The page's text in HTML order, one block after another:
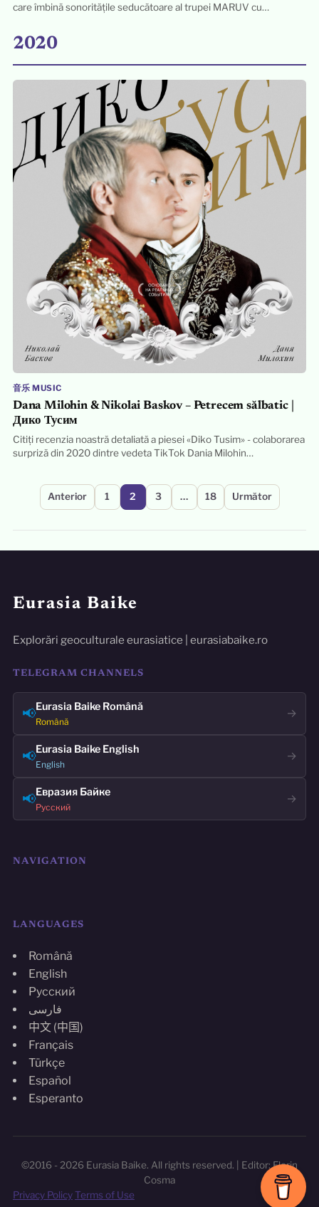
care îmbină sonoritățile seducătoare al trupei MARUV cu…
2020
音乐 MUSIC
Dana Milohin & Nikolai Baskov – Petrecem sălbatic |
Дико Тусим
Citiți recenzia noastră detaliată a piesei «Diko Tusim» - colaborarea
surpriză din 2020 dintre vedeta TikTok Dania Milohin…
Paginație
Anterior 1 2 3 … 18 Următor
Eurasia Baike
Explorări geoculturale eurasiatice | eurasiabaike.ro
TELEGRAM CHANNELS
📢Eurasia Baike Română
Română
→
📢Eurasia Baike English
English
→
📢Евразия Байке
Русский
→
NAVIGATION
LANGUAGES
Română
English
Русский
فارسی
中文 (中国)
Français
Türkçe
Español
Esperanto
©2016 - 2026 Eurasia Baike. All rights reserved. | Editor: Florin
Cosma
Privacy PolicyTerms of Use